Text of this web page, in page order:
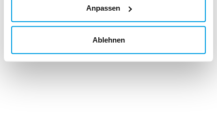
Anpassen
Ablehnen